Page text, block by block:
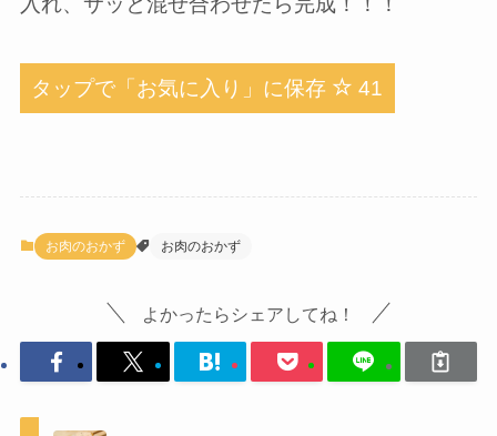
タップで「お気に入り」に保存 41
お肉のおかず お肉のおかず
よかったらシェアしてね！